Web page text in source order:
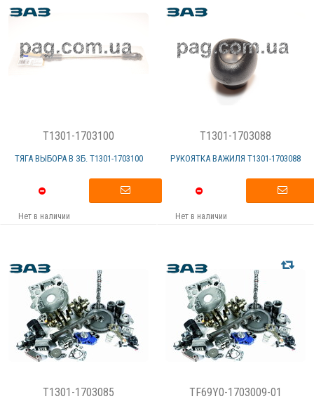
T1301-1703100
ТЯГА ВЫБОРА В ЗБ. Т1301-1703100
Нет в наличии
T1301-1703088
РУКОЯТКА ВАЖИЛЯ Т1301-1703088
Нет в наличии
T1301-1703085 TF69Y0-1703009-01